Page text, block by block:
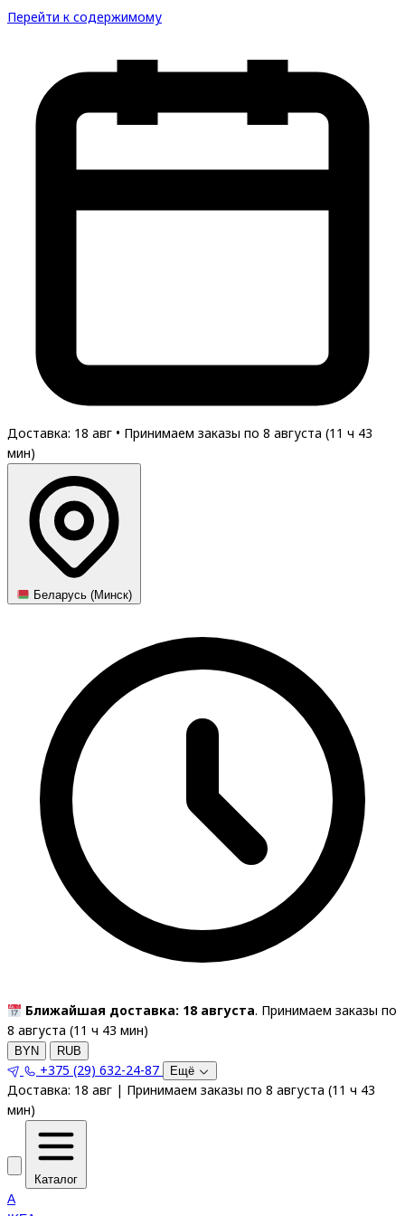
Перейти к содержимому
Доставка: 18 авг • Принимаем заказы по 8 августа (11 ч 43
мин)
Беларусь (Минск)
Ближайшая доставка: 18 августа. Принимаем заказы по
8 августа (11 ч 43 мин)
BYN RUB
+375 (29) 632-24-87 Ещё
Доставка: 18 авг | Принимаем заказы по 8 августа (11 ч 43
мин)
Каталог
A